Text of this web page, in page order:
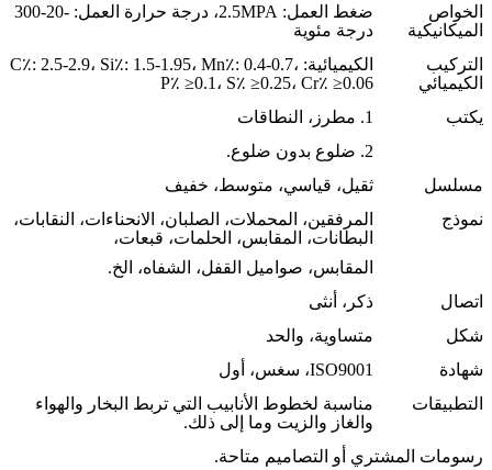
الخواص
الميكانيكية
ضغط العمل: 2.5MPA، درجة حرارة العمل: -20-300
درجة مئوية
التركيب
الكيميائي
الكيميائية: C٪: 2.5-2.9، Si٪: 1.5-1.95، Mn٪: 0.4-0.7،
P٪ ≥0.1، S٪ ≥0.25، Cr٪ ≥0.06
يكتب
1. مطرز، النطاقات
2. ضلوع بدون ضلوع.
مسلسل
ثقيل، قياسي، متوسط، خفيف
نموذج
المرفقين، المحملات، الصلبان، الانحناءات، النقابات،
البطانات، المقابس، الحلمات، قبعات،
المقابس، صواميل القفل، الشفاه، الخ.
اتصال
ذكر، أنثى
شكل
متساوية، والحد
شهادة
ISO9001، سغس، أول
التطبيقات
مناسبة لخطوط الأنابيب التي تربط البخار والهواء
والغاز والزيت وما إلى ذلك.
رسومات المشتري أو التصاميم متاحة.